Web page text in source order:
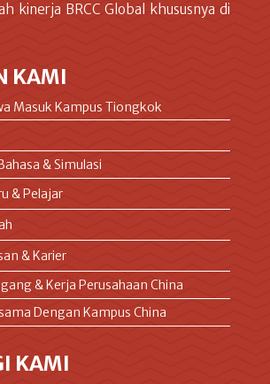
kinerja BRCC Global khususnya di
KAMI
Masuk Kampus Tiongkok
& Simulasi
& Pelajar
& Karier
& Kerja Perusahaan China
Dengan Kampus China
KAMI